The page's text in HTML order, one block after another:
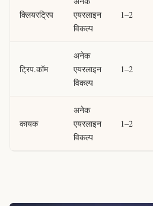
क्लियरट्रिप
एयरलाइन
विकल्प
1–2
ट्रिप.कॉम
अनेक
एयरलाइन
विकल्प
1–2
कायक
अनेक
एयरलाइन
विकल्प
1–2